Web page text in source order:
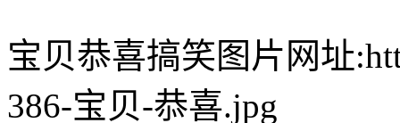
宝贝恭喜搞笑图片网址
386-宝贝-恭喜.jpg